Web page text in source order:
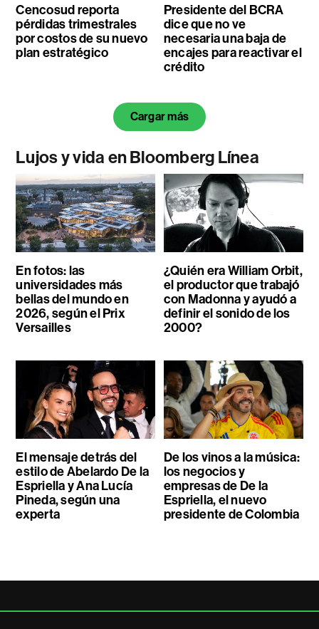
Cencosud reporta
pérdidas trimestrales
por costos de su nuevo
plan estratégico
Presidente del BCRA
dice que no ve
necesaria una baja de
encajes para reactivar el
crédito
Cargar más
Lujos y vida en Bloomberg Línea
En fotos: las
universidades más
bellas del mundo en
2026, según el Prix
Versailles
¿Quién era William Orbit,
el productor que trabajó
con Madonna y ayudó a
definir el sonido de los
2000?
El mensaje detrás del
estilo de Abelardo De la
Espriella y Ana Lucía
Pineda, según una
experta
De los vinos a la música:
los negocios y
empresas de De la
Espriella, el nuevo
presidente de Colombia